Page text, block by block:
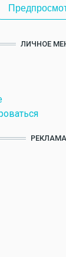
ЛИЧНОЕ
РЕКЛАМА